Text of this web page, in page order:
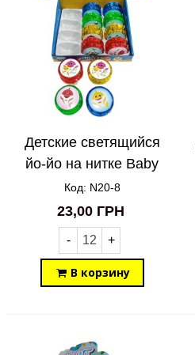
Детские светящийся
йо-йо на нитке Baby
Shark N20-8
Код: N20-8
23,00 ГРН
- +
В корзину